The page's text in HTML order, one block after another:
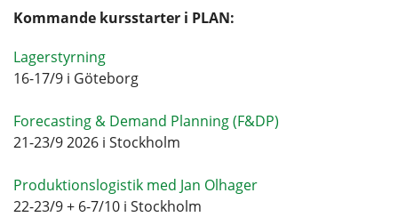
Kommande kursstarter i PLAN:
Lagerstyrning
16-17/9 i Göteborg
Forecasting & Demand Planning (F&DP)
21-23/9 2026 i Stockholm
Produktionslogistik med Jan Olhager
22-23/9 + 6-7/10 i Stockholm